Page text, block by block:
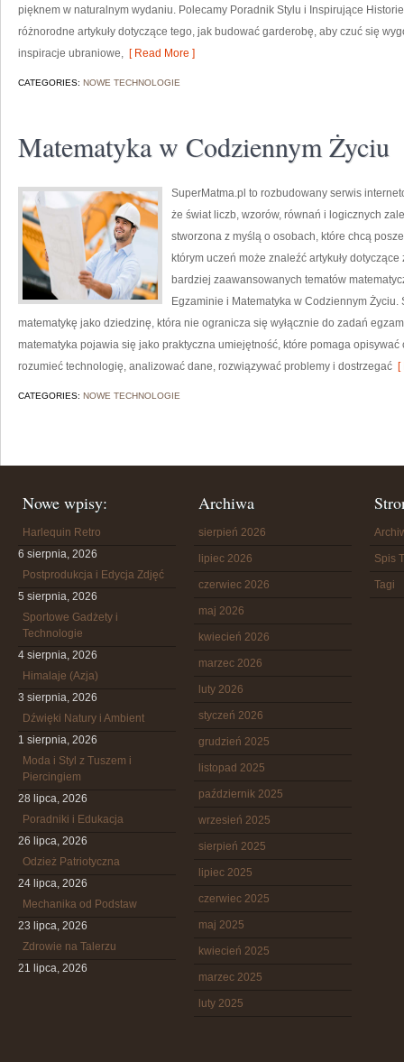
pięknem w naturalnym wydaniu. Polecamy Poradnik Stylu i Inspirujące
różnorodne artykuły dotyczące tego, jak budować garderobę, aby czuć się
inspiracje ubraniowe, [ Read More ]
CATEGORIES: NOWE TECHNOLOGIE
Matematyka w Codziennym Życiu
SuperMatma.pl to rozbudowany serwis
że świat liczb, wzorów, równań i logicznych
stworzona z myślą o osobach, które chcą
którym uczeń może znaleźć artykuły
bardziej zaawansowanych tematów
Egzaminie i Matematyka w Codziennym
matematykę jako dziedzinę, która nie ogranicza się wyłącznie do zadań
matematyka pojawia się jako praktyczna umiejętność, które pomaga
rozumieć technologię, analizować dane, rozwiązywać problemy i dostrzegać [
CATEGORIES: NOWE TECHNOLOGIE
Nowe wpisy:
Harlequin Retro
6 sierpnia, 2026
Postprodukcja i Edycja Zdjęć
5 sierpnia, 2026
Sportowe Gadżety i
Technologie
4 sierpnia, 2026
Himalaje (Azja)
3 sierpnia, 2026
Dźwięki Natury i Ambient
1 sierpnia, 2026
Moda i Styl z Tuszem i
Piercingiem
28 lipca, 2026
Poradniki i Edukacja
26 lipca, 2026
Odzież Patriotyczna
24 lipca, 2026
Mechanika od Podstaw
23 lipca, 2026
Zdrowie na Talerzu
21 lipca, 2026
Archiwa
sierpień 2026
lipiec 2026
czerwiec 2026
maj 2026
kwiecień 2026
marzec 2026
luty 2026
styczeń 2026
grudzień 2025
listopad 2025
październik 2025
wrzesień 2025
sierpień 2025
lipiec 2025
czerwiec 2025
maj 2025
kwiecień 2025
marzec 2025
luty 2025
Spis
Tagi